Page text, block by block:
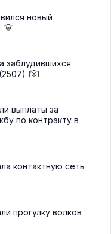
новый
заблудившихся
(2507)
выплаты за
по контракту в
контактную сеть
прогулку волков